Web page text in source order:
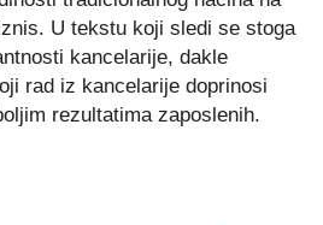
U tekstu koji sledi se stoga
kancelarije, dakle
rad iz kancelarije doprinosi
rezultatima zaposlenih.